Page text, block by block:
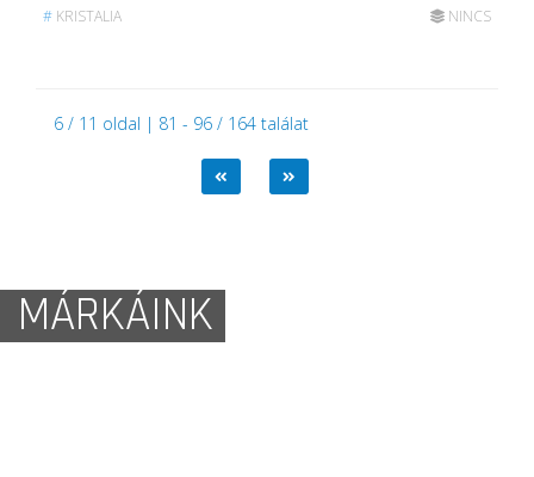
# KRISTALIA NINCS
6 / 11 oldal | 81 - 96 / 164 találat
MÁRKÁINK